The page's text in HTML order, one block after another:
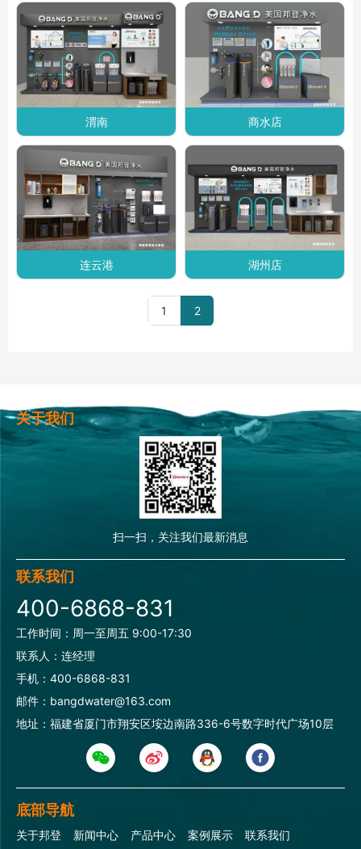
渭南 商水店
连云港 湖州店
1 2
关于我们
扫一扫，关注我们最新消息
联系我们
400-6868-831
工作时间：周一至周五 9:00-17:30
联系人：连经理
手机：400-6868-831
邮件：bangdwater@163.com
地址：福建省厦门市翔安区垵边南路336-6号数字时代广场10层
底部导航
关于邦登 新闻中心 产品中心 案例展示 联系我们